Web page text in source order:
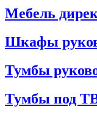
Мебель
Шкафы
Тумбы
Тумбы под